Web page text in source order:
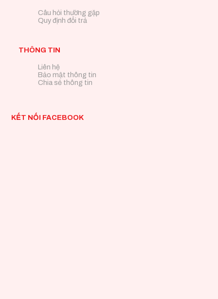
Câu hỏi thường gặp
Quy định đổi trả
THÔNG TIN
Liên hệ
Bảo mật thông tin
Chia sẻ thông tin
KẾT NỐI FACEBOOK